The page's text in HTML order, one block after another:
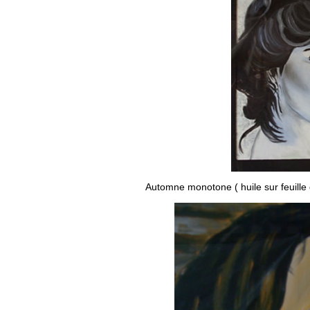
Automne monotone ( huile sur feuille